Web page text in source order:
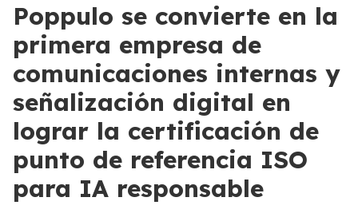
Poppulo se convierte en la
primera empresa de
comunicaciones internas y
señalización digital en
lograr la certificación de
punto de referencia ISO
para IA responsable